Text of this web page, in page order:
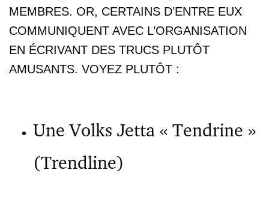
MEMBRES. OR, CERTAINS D’ENTRE EUX
COMMUNIQUENT AVEC L’ORGANISATION
EN ÉCRIVANT DES TRUCS PLUTÔT
AMUSANTS. VOYEZ PLUTÔT :
Une Volks Jetta « Tendrine »
(Trendline)